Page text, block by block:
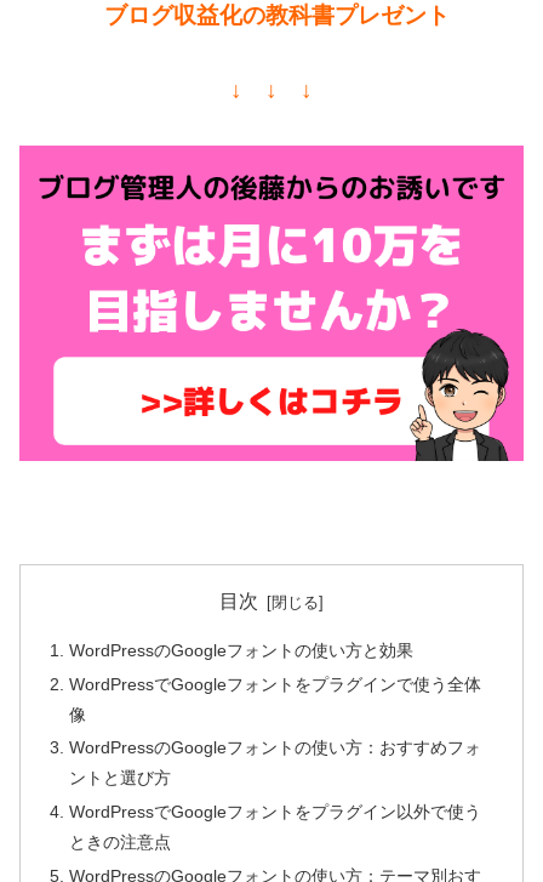
ブログ収益化の教科書プレゼント
↓ ↓ ↓
目次
WordPressのGoogleフォントの使い方と効果
WordPressでGoogleフォントをプラグインで使う全体
像
WordPressのGoogleフォントの使い方：おすすめフォ
ントと選び方
WordPressでGoogleフォントをプラグイン以外で使う
ときの注意点
WordPressのGoogleフォントの使い方：テーマ別おす